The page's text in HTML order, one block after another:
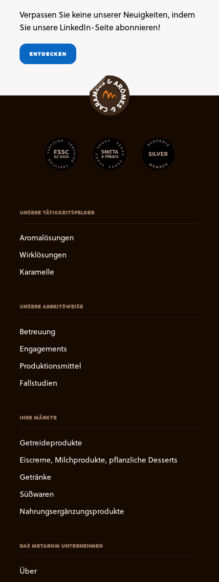
Verpassen Sie keine unserer Neuigkeiten, indem
Sie unsere LinkedIn-Seite abonnieren!
ENTDECKEN
UNSERE TÄTIGKEITSFELDER
Aromalösungen
Wirklösungen
Karamelle
UNSERE ARBEITSWEISE
Betreuung
Engagements
Produktionsmittel
Fallstudien
IHRE MÄRKTE
Getreideprodukte
Eiscreme, Milchprodukte, pflanzliche Desserts
Getränke
Süßwaren
Nahrungsergänzungsprodukte
DAS METAROM UNTERNEHMEN
Über